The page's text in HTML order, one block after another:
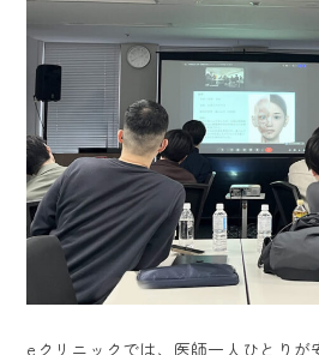
eクリニックでは、医師一人ひとり